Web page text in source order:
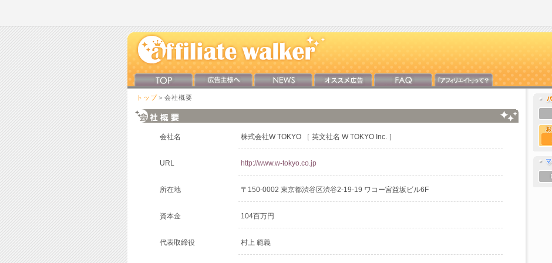
トップ ＞会社概要
会社名 株式会社W TOKYO ［ 英文社名 W TOKYO Inc. ］
URL http://www.w-tokyo.co.jp
所在地 〒150-0002 東京都渋谷区渋谷2-19-19 ワコー宮益坂ビル6F
資本金 104百万円
代表取締役 村上 範義